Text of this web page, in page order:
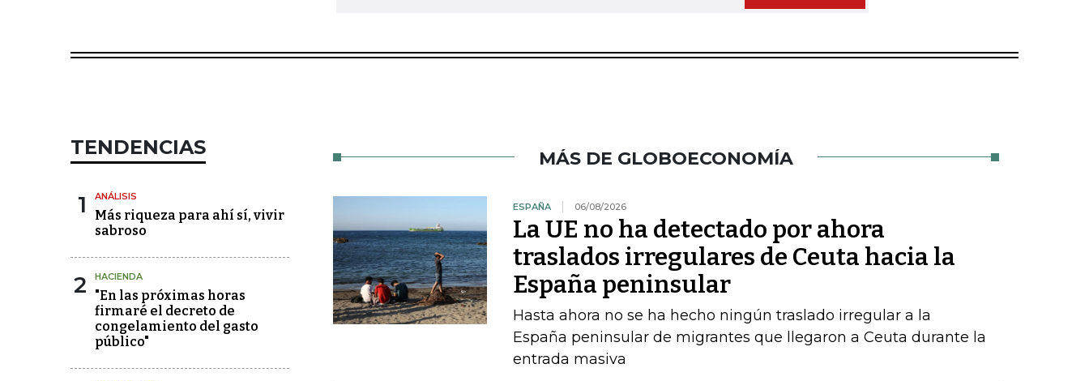
TENDENCIAS
1 ANÁLISIS
Más riqueza para ahí sí, vivir
sabroso
2 HACIENDA
"En las próximas horas
firmaré el decreto de
congelamiento del gasto
público"
MÁS DE GLOBOECONOMÍA
ESPAÑA 06/08/2026
La UE no ha detectado por ahora
traslados irregulares de Ceuta hacia la
España peninsular
Hasta ahora no se ha hecho ningún traslado irregular a la
España peninsular de migrantes que llegaron a Ceuta durante la
entrada masiva